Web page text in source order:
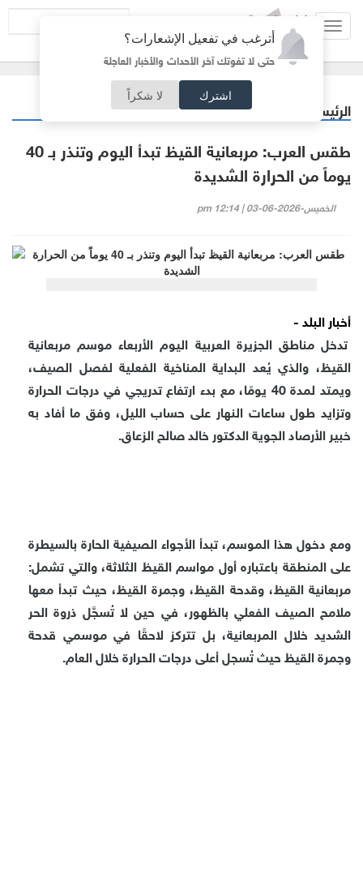
أترغب في تفعيل الإشعارات؟
حتى لا تفوتك آخر الأحداث والأخبار العاجلة
اشترك لا شكراً
الرئيسية عربي دولي
طقس العرب: مربعانية القيظ تبدأ اليوم وتنذر بـ 40
يوماً من الحرارة الشديدة
الخميس-2026-06-03 | 12:14 pm
أخبار البلد -
تدخل مناطق الجزيرة العربية اليوم الأربعاء موسم مربعانية
القيظ، والذي يُعد البداية المناخية الفعلية لفصل الصيف،
ويمتد لمدة 40 يومًا، مع بدء ارتفاع تدريجي في درجات الحرارة
وتزايد طول ساعات النهار على حساب الليل، وفق ما أفاد به
خبير الأرصاد الجوية الدكتور خالد صالح الزعاق.
ومع دخول هذا الموسم، تبدأ الأجواء الصيفية الحارة بالسيطرة
على المنطقة باعتباره أول مواسم القيظ الثلاثة، والتي تشمل:
مربعانية القيظ، وقدحة القيظ، وجمرة القيظ، حيث تبدأ معها
ملامح الصيف الفعلي بالظهور، في حين لا تُسجَّل ذروة الحر
الشديد خلال المربعانية، بل تتركز لاحقًا في موسمي قدحة
وجمرة القيظ حيث تُسجل أعلى درجات الحرارة خلال العام.